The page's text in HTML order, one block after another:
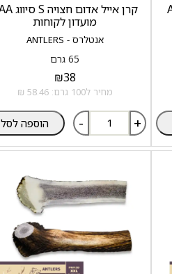
אנטלרס - ANTLERS
מועדון לקוחות
65 גרם
₪38
מחיר ל100 גרם: 58.46 ₪
- + הוספה לסל